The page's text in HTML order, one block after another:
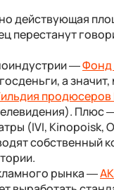
действующая
перестанут
—Фонд
а
продюсеров
Плюс
(IVI, Kinopoisk,
собственный
рынка—